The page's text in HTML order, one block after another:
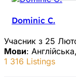
Dominic C.
Учасник з 25
Мови:
1 316 Listings